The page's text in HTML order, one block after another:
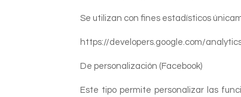
Se utilizan con fines estadísticos
https://developers.google.com/
De personalización (Facebook)
Este tipo permite personalizar las